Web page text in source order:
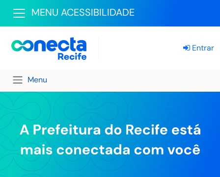
MENU ACESSIBILIDADE
Entrar
Menu